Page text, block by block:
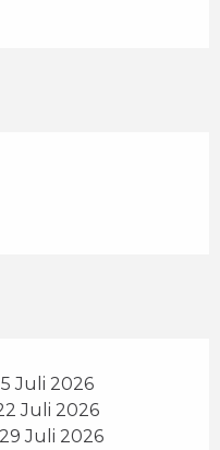
Juli 2026
Juli 2026
Juli 2026